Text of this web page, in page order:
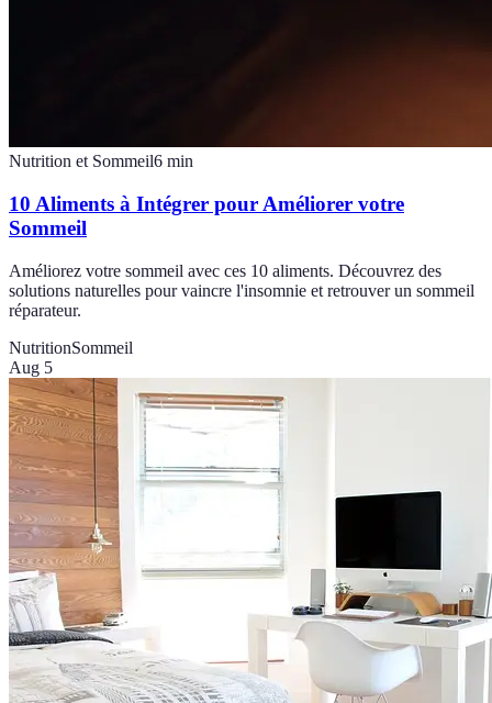
Nutrition et Sommeil6 min
10 Aliments à Intégrer pour Améliorer votre
Sommeil
Améliorez votre sommeil avec ces 10 aliments. Découvrez des
solutions naturelles pour vaincre l'insomnie et retrouver un sommeil
réparateur.
NutritionSommeil
Aug 5